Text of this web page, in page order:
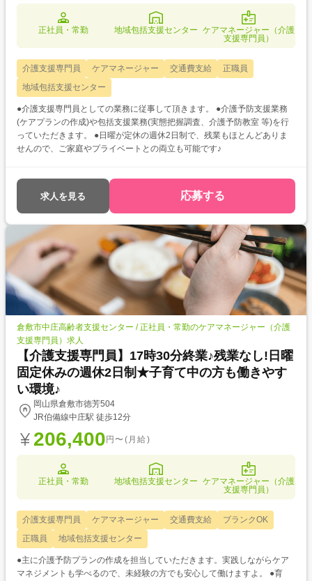
正社員・常勤 地域包括支援センター ケアマネージャー（介護
支援専門員）
介護支援専門員 ケアマネージャー 交通費支給
正職員
地域包括支援センター
●介護支援専門員としての業務に従事して頂きます。 ●介護予防支援業務
(ケアプランの作成)や包括支援業務(実態把握調査、介護予防教室 等)を行
っていただきます。 ●日曜が定休の週休2日制で、残業もほとんどありま
せんので、ご家庭やプライベートとの両立も可能です♪
求人を見る 応募する
倉敷市中庄高齢者支援センター / 正社員・常勤のケアマネージャー（介護
支援専門員）求人
【介護支援専門員】17時30分終業♪残業なし!日曜
固定休みの週休2日制★子育て中の方も働きやす
い環境♪
岡山県倉敷市徳芳504
JR伯備線中庄駅 徒歩12分
206,400 円〜(月給)
正社員・常勤 地域包括支援センター ケアマネージャー（介護
支援専門員）
介護支援専門員 ケアマネージャー 交通費支給
ブランクOK
正職員
地域包括支援センター
●主に介護予防プランの作成を担当していただきます。実践しながらケア
マネジメントも学べるので、未経験の方でも安心して働けますよ。 ●育